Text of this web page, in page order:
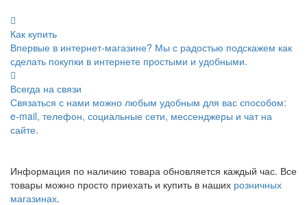
Как купить
Впервые в интернет-магазине? Мы с радостью подскажем как
сделать покупки в интернете простыми и удобными.
Всегда на связи
Связаться с нами можно любым удобным для вас способом:
e-mail, телефон, социальные сети, мессенджеры и чат на
сайте.
Информация по наличию товара обновляется каждый час. Все
товары можно просто приехать и купить в наших розничных
магазинах.